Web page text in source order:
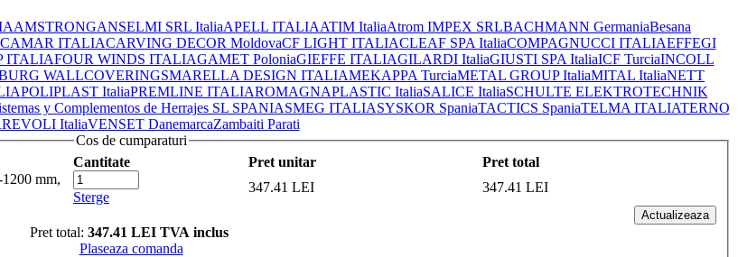
AMSTRONGANSELMI SRL ItaliaAPELL ITALIAATIM ItaliaAtrom IMPEX SRLBACHMANN GermaniaBesana
CAMAR ITALIACARVING DECOR MoldovaCF LIGHT ITALIACLEAF SPA ItaliaCOMPAGNUCCI ITALIAEFFEGI
ITALIAFOUR WINDS ITALIAGAMET PoloniaGIEFFE ITALIAGILARDI ItaliaGIUSTI SPA ItaliaICF TurciaINCOLL
WALLCOVERINGSMARELLA DESIGN ITALIAMEKAPPA TurciaMETAL GROUP ItaliaMITAL ItaliaNETT
POLIPLAST ItaliaPREMLINE ITALIAROMAGNAPLASTIC ItaliaSALICE ItaliaSCHULTE ELEKTROTECHNIK
y Complementos de Herrajes SL SPANIASMEG ITALIASYSKOR SpaniaTACTICS SpaniaTELMA ITALIATERNO
ItaliaVENSET DanemarcaZambaiti Parati
Cos de cumparaturi
Cantitate Pret unitar
Pret total
Sterge
347.41 LEI 347.41 LEI
Actualizeaza
Pret total: 347.41 LEI TVA inclus
Plaseaza comanda